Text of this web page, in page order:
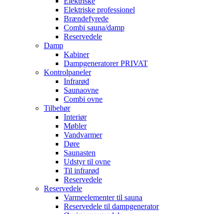
Elektriske professionel
Brændefyrede
Combi sauna/damp
Reservedele
Damp
Kabiner
Dampgeneratorer PRIVAT
Kontrolpaneler
Infrarød
Saunaovne
Combi ovne
Tilbehør
Interiør
Møbler
Vandvarmer
Døre
Saunasten
Udstyr til ovne
Til infrarød
Reservedele
Reservedele
Varmeelementer til sauna
Reservedele til dampgenerator